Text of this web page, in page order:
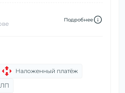
Подробнее
Наложенный платёж